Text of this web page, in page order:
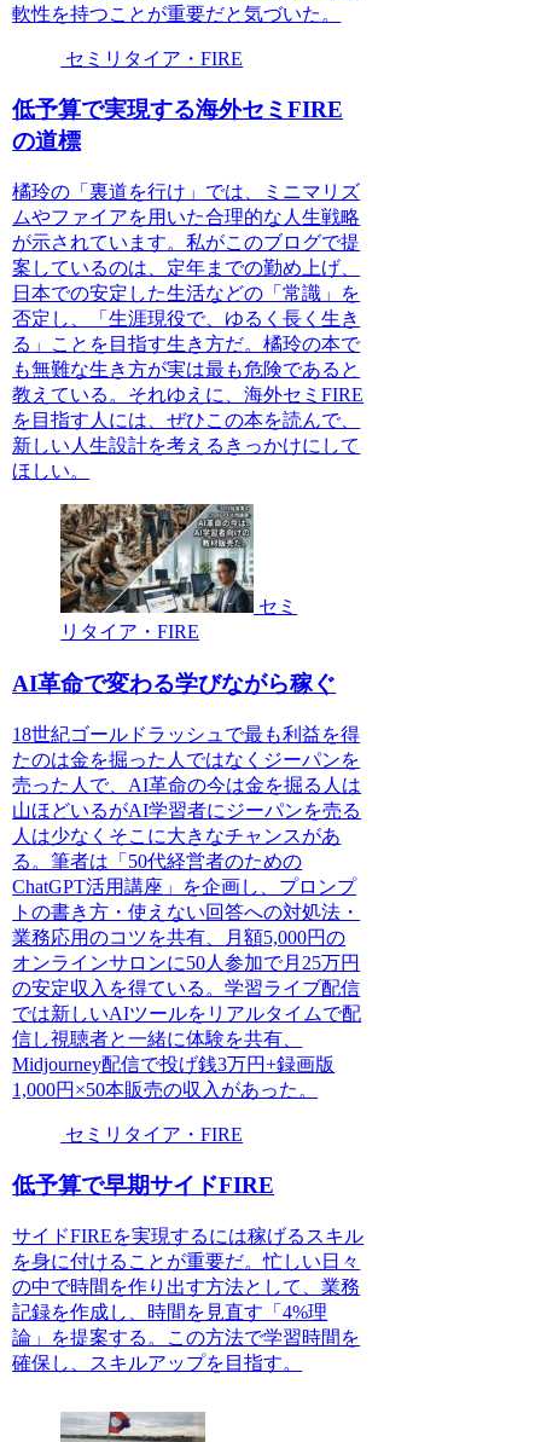
軟性を持つことが重要だと気づいた。
セミリタイア・FIRE
低予算で実現する海外セミFIRE
の道標
橘玲の「裏道を行け」では、ミニマリズ
ムやファイアを用いた合理的な人生戦略
が示されています。私がこのブログで提
案しているのは、定年までの勤め上げ、
日本での安定した生活などの「常識」を
否定し、「生涯現役で、ゆるく長く生き
る」ことを目指す生き方だ。橘玲の本で
も無難な生き方が実は最も危険であると
教えている。それゆえに、海外セミFIRE
を目指す人には、ぜひこの本を読んで、
新しい人生設計を考えるきっかけにして
ほしい。
セミ
リタイア・FIRE
AI革命で変わる学びながら稼ぐ
18世紀ゴールドラッシュで最も利益を得
たのは金を掘った人ではなくジーパンを
売った人で、AI革命の今は金を掘る人は
山ほどいるがAI学習者にジーパンを売る
人は少なくそこに大きなチャンスがあ
る。筆者は「50代経営者のための
ChatGPT活用講座」を企画し、プロンプ
トの書き方・使えない回答への対処法・
業務応用のコツを共有、月額5,000円の
オンラインサロンに50人参加で月25万円
の安定収入を得ている。学習ライブ配信
では新しいAIツールをリアルタイムで配
信し視聴者と一緒に体験を共有、
Midjourney配信で投げ銭3万円+録画版
1,000円×50本販売の収入があった。
セミリタイア・FIRE
低予算で早期サイドFIRE
サイドFIREを実現するには稼げるスキル
を身に付けることが重要だ。忙しい日々
の中で時間を作り出す方法として、業務
記録を作成し、時間を見直す「4%理
論」を提案する。この方法で学習時間を
確保し、スキルアップを目指す。